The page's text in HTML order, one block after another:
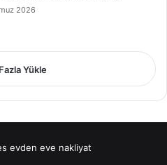
2026
Yükle
evden eve nakliyat